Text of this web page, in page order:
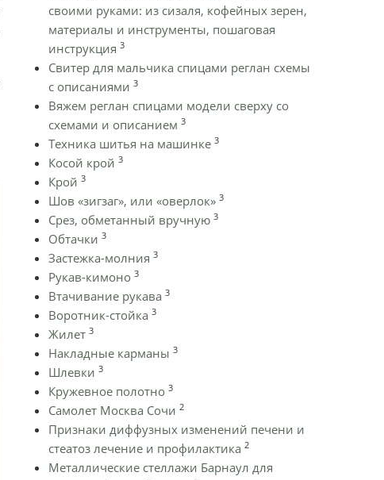
своими руками: из сизаля, кофейных зерен,
материалы и инструменты, пошаговая
инструкция 3
Cвитер для мальчика спицами реглан схемы
с описаниями 3
Вяжем реглан спицами модели сверху со
схемами и описанием 3
Техника шитья на машинке 3
Косой крой 3
Крой 3
Шов «зигзаг», или «оверлок» 3
Срез, обметанный вручную 3
Обтачки 3
Застежка-молния 3
Рукав-кимоно 3
Втачивание рукава 3
Воротник-стойка 3
Жилет 3
Накладные карманы 3
Шлевки 3
Кружевное полотно 3
Самолет Москва Сочи 2
Признаки диффузных изменений печени и
стеатоз лечение и профилактика 2
Металлические стеллажи Барнаул для